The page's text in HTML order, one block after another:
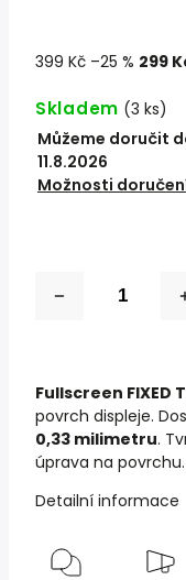
399 Kč –25 % 299
Skladem (3 ks)
Můžeme doručit
11.8.2026
Možnosti
Fullscreen FIXED
povrch displeje.
0,33 milimetru.
úprava na povrchu.
Detailní informace